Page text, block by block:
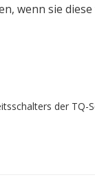
wenn sie
der TQ-